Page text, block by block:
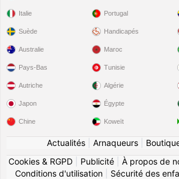
Italie
Suède
Portugal
Handicapés
Australie
Pays-Bas
Autriche
Japon
Chine
Maroc
Tunisie
Algérie
Égypte
Koweït
Actualités| Arnaqueurs|
Cookies & RGPD
Publicité À propos de
Conditions d'utilisation| Sécurité des